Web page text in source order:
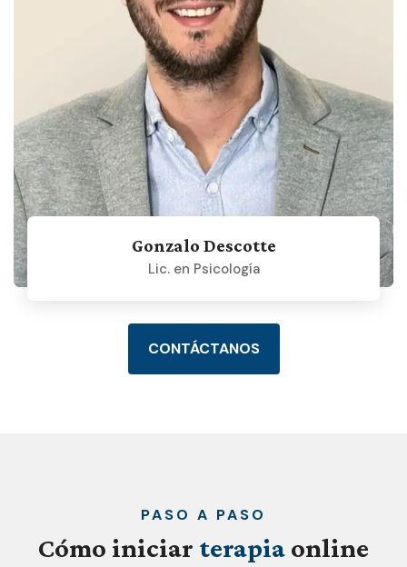
Gonzalo Descotte
Lic. en Psicología
CONTÁCTANOS
PASO A PASO
Cómo iniciar terapia online